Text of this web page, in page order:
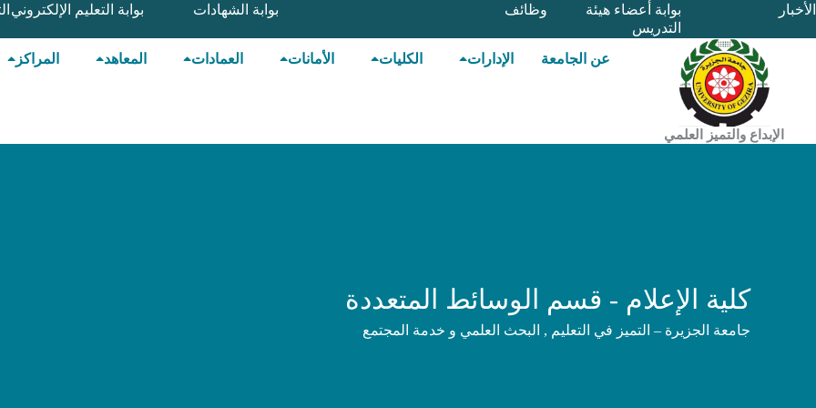
تخطي
إلى
الأخبار
بوابة أعضاء هيئة
التدريس
وظائف بوابة الشهادات بوابة التعليم الإلكتروني
الإبداع والتميز العلمي
عن الجامعة الإدارات الكليات الأمانات العمادات المعاهد المراكز
كلية الإعلام - قسم الوسائط المتعددة
جامعة الجزيرة – التميز في التعليم , البحث العلمي و خدمة المجتمع